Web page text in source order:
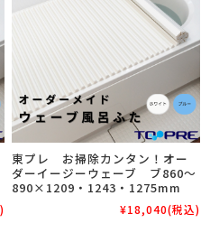
東プレ お掃除カンタン！オー
ダーイージーウェーブ ブ860～
890×1209・1243・1275mm
¥18,040(税込)